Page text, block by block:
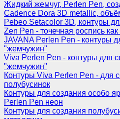
Жидкий жемчуг, Perlen Pen,
Cadence Dora 3D metallic,
Pebeo Setacolor 3D, контуры
Zen Pen - точечная роспись
JAVANA Perlen Pen - контуры
"жемчужин"
Viva Perlen Pen - контуры для
"жемчужин"
Контуры Viva Perlen Pen - для
полубусинок
Контуры для создания особо
Perlen Pen неон
Контуры для создания